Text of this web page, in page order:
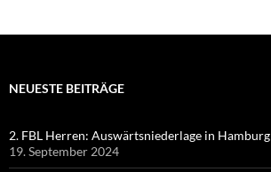
NEUESTE BEITRÄGE
2. FBL Herren: Auswärtsniederlage in Hamburg
19. September 2024